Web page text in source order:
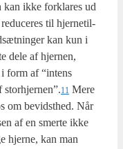
kan ikke for­kla­res ud
til hjer­ne­til­
kan kun i
dele af hjer­nen,
form af “intens
11 Mere
om bevidst­hed. Når
af en smer­te ikke
hjer­ne, kan man